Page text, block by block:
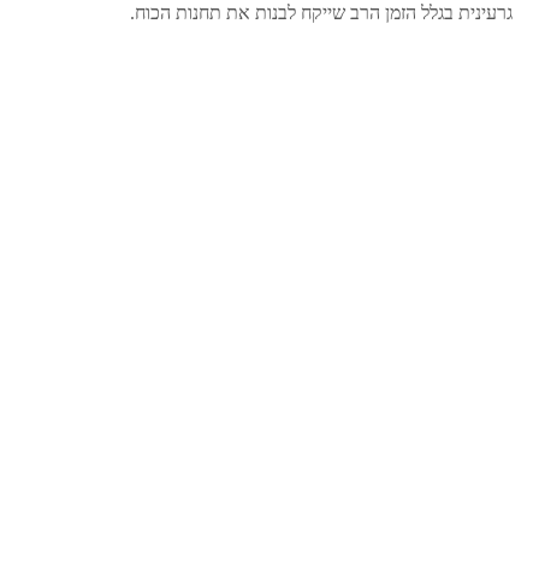
גרעינית בגלל הזמן הרב שייקח לבנות את תחנות הכוח.